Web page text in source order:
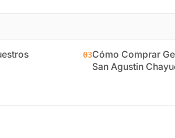
03Cómo Comprar
San Agustin